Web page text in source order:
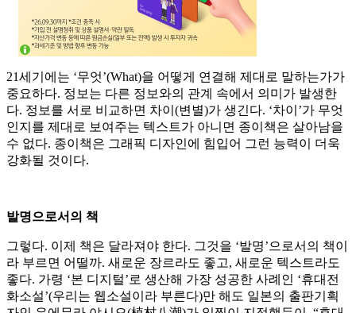
21세기에는 ‘무엇’(What)을 어떻게 연결해 제대로 말하는가가
중요하다. 정보는 다른 정보와의 관계 속에서 의미가 발생한
다. 정보를 서로 비교하면 차이(변별)가 생긴다. ‘차이’가 무엇
인지를 제대로 보여주는 텍스트가 아니면 종이책은 살아남을
수 없다. 종이책은 그래픽 디자인에 힘입어 그런 능력이 더욱
강화될 것이다.
발명으로서의 책
그렇다. 이제 책은 달라져야 한다. 그것을 ‘발명’으로서의 책이
라 부르면 어떨까. 새로운 장르라도 좋고, 새로운 텍스트라도
좋다. 가령 ‘본 디지털’로 생산해 가장 성공한 사례인 ‘휴대전
화소설’(우리는 웹소설이라 부른다)만 해도 일본의 출판기획